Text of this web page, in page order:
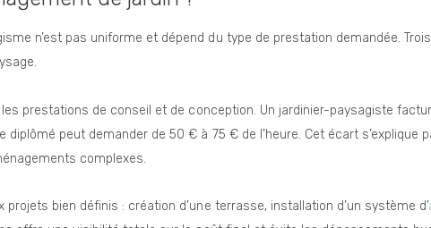
n’est pas uniforme et dépend du type de prestation demandée.
prestations de conseil et de conception. Un jardinier-paysagiste
diplômé peut demander de 50 € à 75 € de l’heure. Cet écart s’explique
complexes.
projets bien définis : création d’une terrasse, installation d’un système d’